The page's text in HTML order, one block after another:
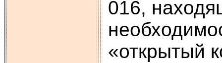
016,
«открытый